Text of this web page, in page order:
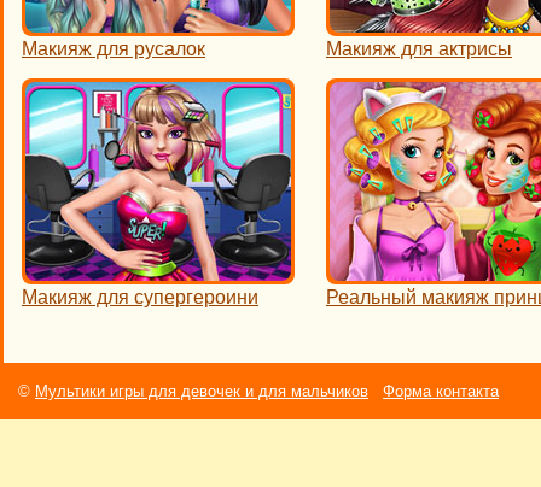
Макияж для русалок Макияж для актрисы
Макияж для супергероини Реальный макияж
© Мультики игры для девочек и для мальчиков Форма контакта